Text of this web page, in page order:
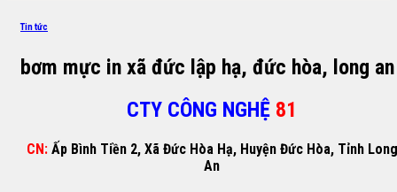
Tin tức
bơm mực in xã đức lập hạ, đức hòa, long an
CTY CÔNG NGHỆ 81
CN: Ấp Bình Tiền 2, Xã Đức Hòa Hạ, Huyện Đức Hòa, Tỉnh Long
An